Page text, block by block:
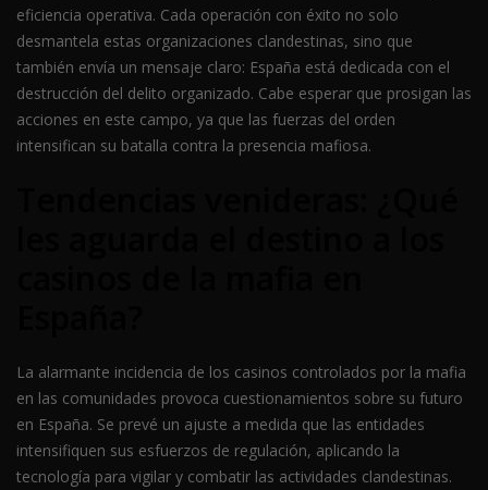
eficiencia operativa. Cada operación con éxito no solo
desmantela estas organizaciones clandestinas, sino que
también envía un mensaje claro: España está dedicada con el
destrucción del delito organizado. Cabe esperar que prosigan las
acciones en este campo, ya que las fuerzas del orden
intensifican su batalla contra la presencia mafiosa.
La alarmante incidencia de los casinos controlados por la mafia
en las comunidades provoca cuestionamientos sobre su futuro
en España. Se prevé un ajuste a medida que las entidades
intensifiquen sus esfuerzos de regulación, aplicando la
tecnología para vigilar y combatir las actividades clandestinas.